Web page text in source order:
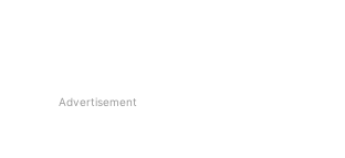
Advertisement